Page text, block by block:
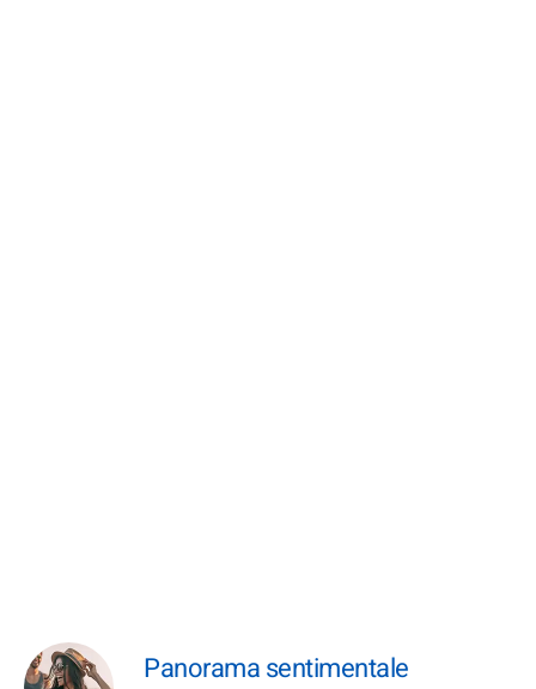
Panorama sentimentale